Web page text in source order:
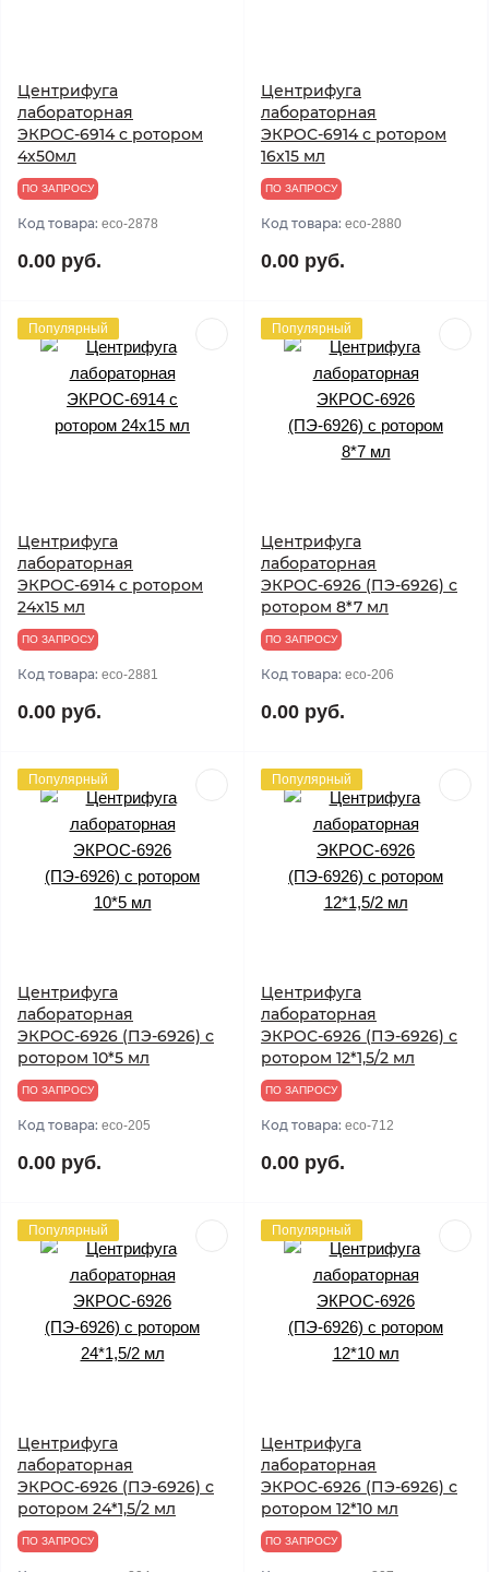
Центрифуга
лабораторная
ЭКРОС-6914 с ротором
4х50мл
ПО ЗАПРОСУ
Код товара: eco-2878
0.00 руб.
Центрифуга
лабораторная
ЭКРОС-6914 с ротором
16х15 мл
ПО ЗАПРОСУ
Код товара: eco-2880
0.00 руб.
Популярный
Центрифуга
лабораторная
ЭКРОС-6914 с ротором
24х15 мл
ПО ЗАПРОСУ
Код товара: eco-2881
0.00 руб.
Популярный
Центрифуга
лабораторная
ЭКРОС-6926 (ПЭ-6926) с
ротором 8*7 мл
ПО ЗАПРОСУ
Код товара: eco-206
0.00 руб.
Популярный
Центрифуга
лабораторная
ЭКРОС-6926 (ПЭ-6926) с
ротором 10*5 мл
ПО ЗАПРОСУ
Код товара: eco-205
0.00 руб.
Популярный
Центрифуга
лабораторная
ЭКРОС-6926 (ПЭ-6926) с
ротором 12*1,5/2 мл
ПО ЗАПРОСУ
Код товара: eco-712
0.00 руб.
Популярный
Центрифуга
лабораторная
ЭКРОС-6926 (ПЭ-6926) с
ротором 24*1,5/2 мл
ПО ЗАПРОСУ
Популярный
Центрифуга
лабораторная
ЭКРОС-6926 (ПЭ-6926) с
ротором 12*10 мл
ПО ЗАПРОСУ